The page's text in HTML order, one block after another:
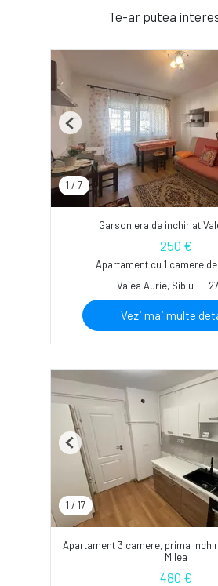
Te-ar putea
1 / 7
Previous
Garsoniera de inchiriat
250 €
Apartament cu 1 camere
Valea Aurie, Sibiu
Vezi mai multe
1 / 17
Previous
Apartament 3 camere, prima
Milea
480 €